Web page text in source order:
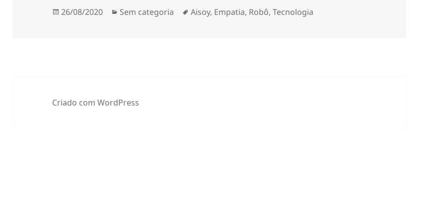
Publicado
26/08/2020 Categorias
Sem categoria Etiquetas
Aisoy, Empatia, Robô,Tecnologia
Criado com WordPress